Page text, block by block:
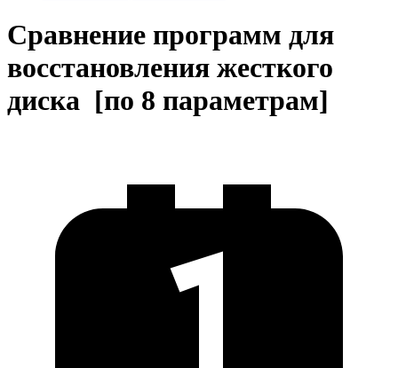
Сравнение программ для
восстановления жесткого
диска [по 8 параметрам]